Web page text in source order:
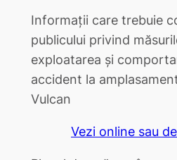
Informații care trebuie
publicului privind
exploatarea și
accident la
Vulcan
Vezi online sau